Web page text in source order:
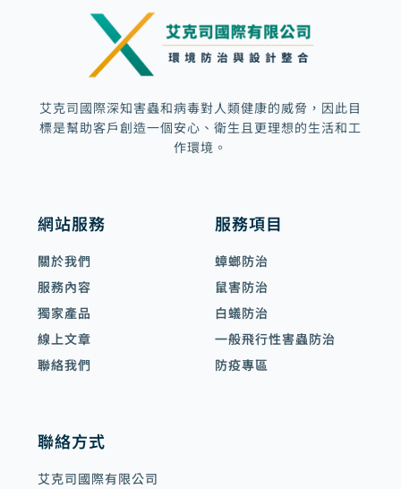
l
t
艾克司國際深知害蟲和病毒對人類健康的威脅，因此目
標是幫助客戶創造一個安心、衛生且更理想的生活和工
作環境。
網站服務
關於我們
服務內容
獨家產品
線上文章
聯絡我們
服務項目
蟑螂防治
鼠害防治
白蟻防治
一般飛行性害蟲防治
防疫專區
聯絡方式
艾克司國際有限公司